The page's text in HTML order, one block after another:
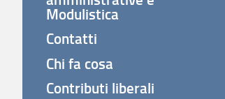
Modulistica
Contatti
Chi fa cosa
Contributi liberali